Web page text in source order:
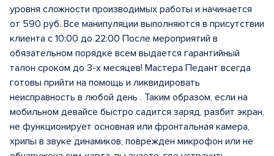
уровня сложности производимых работы и начинается
от 590 руб. Все манипуляции выполняются в присутствии
клиента с 10:00 до 22:00 После мероприятий в
обязательном порядке всем выдается гарантийный
талон сроком до 3-х месяцев! Мастера Педант всегда
готовы прийти на помощь и ликвидировать
неисправность в любой день . Таким образом, если на
мобильном девайсе быстро садится заряд, разбит экран,
не функционирует основная или фронтальная камера,
хрипы в звуке динамиков, поврежден микрофон или не